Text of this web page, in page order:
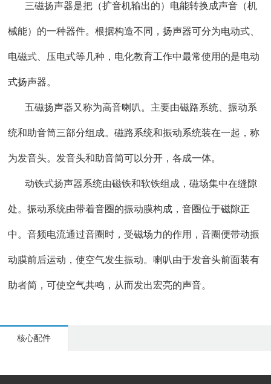
三磁扬声器是把（扩音机输出的）电能转换成声音（机
械能）的一种器件。根据构造不同，扬声器可分为电动式、
电磁式、压电式等几种，电化教育工作中最常使用的是电动
式扬声器。
五磁扬声器又称为高音喇叭。主要由磁路系统、振动系
统和助音筒三部分组成。磁路系统和振动系统装在一起，称
为发音头。发音头和助音简可以分开，各成一体。
动铁式扬声器系统由磁铁和软铁组成，磁场集中在缝隙
处。振动系统由带着音圈的振动膜构成，音圈位于磁隙正
中。音频电流通过音圈时，受磁场力的作用，音圈便带动振
动膜前后运动，使空气发生振动。喇叭由于发音头前面装有
助者简，可使空气共鸣，从而发出宏亮的声音。
核心配件